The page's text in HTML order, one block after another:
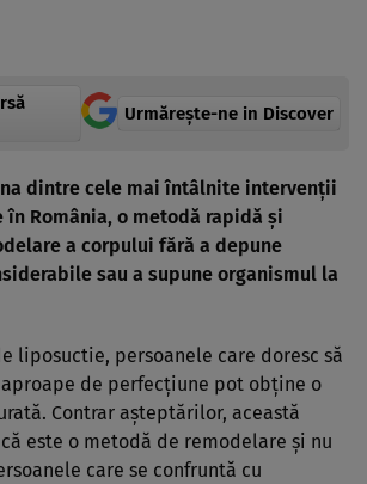
Urmărește-ne in Discover
dintre cele mai întâlnite intervenţii
România, o metodă rapidă şi
a corpului fără a depune
sau a supune organismul la
liposuctie, persoanele care doresc să
de perfecţiune pot obţine o
Contrar aşteptărilor, această
este o metodă de remodelare şi nu
care se confruntă cu